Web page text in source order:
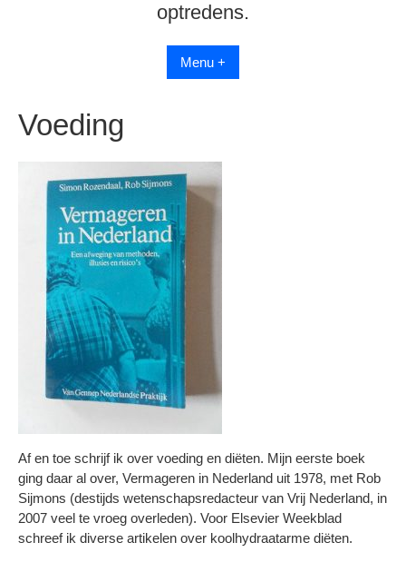
optredens.
Menu +
Voeding
Af en toe schrijf ik over voeding en diëten. Mijn eerste boek
ging daar al over, Vermageren in Nederland uit 1978, met Rob
Sijmons (destijds wetenschapsredacteur van Vrij Nederland, in
2007 veel te vroeg overleden). Voor Elsevier Weekblad
schreef ik diverse artikelen over koolhydraatarme diëten.